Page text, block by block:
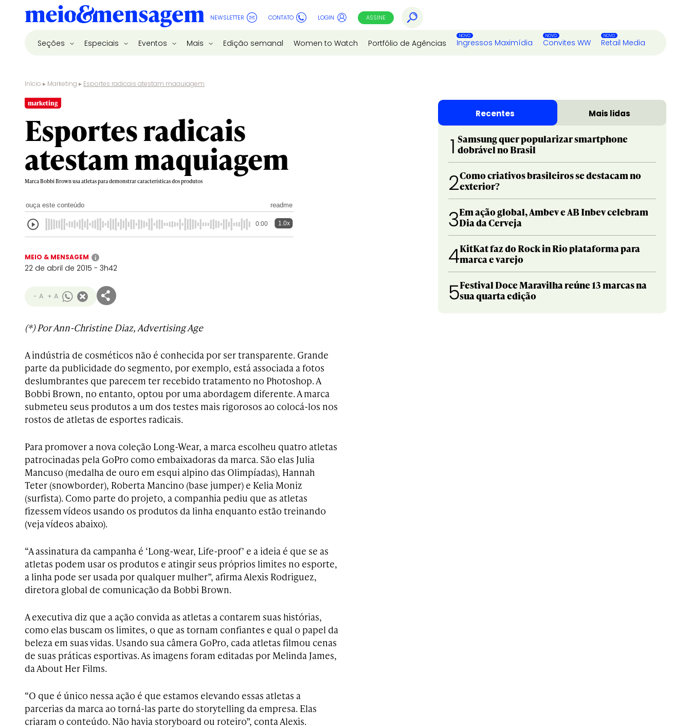
NEWSLETTER CONTATO LOGIN ASSINE
Seções Especiais Eventos Mais Edição semanal Women to Watch Portfólio de Agências Ingressos Maximídia Convites WW Retail Media
Início ▸ Marketing ▸ Esportes radicais atestam maquiagem
marketing
Esportes radicais
atestam maquiagem
Marca Bobbi Brown usa atletas para demonstrar características dos produtos
ouça este conteúdo readme
0:00 1.0x
MEIO & MENSAGEM i
22 de abril de 2015 - 3h42
- A + A
(*) Por Ann-Christine Diaz, Advertising Age
A indústria de cosméticos não é conhecida por ser transparente. Grande
parte da publicidade do segmento, por exemplo, está associada a fotos
deslumbrantes que parecem ter recebido tratamento no Photoshop. A
Bobbi Brown, no entanto, optou por uma abordagem diferente. A marca
submeteu seus produtos a um dos testes mais rigorosos ao colocá-los nos
rostos de atletas de esportes radicais.
Para promover a nova coleção Long-Wear, a marca escolheu quatro atletas
patrocinadas pela GoPro como embaixadoras da marca. São elas Julia
Mancuso (medalha de ouro em esqui alpino das Olimpíadas), Hannah
Teter (snowborder), Roberta Mancino (base jumper) e Kelia Moniz
(surfista). Como parte do projeto, a companhia pediu que as atletas
fizessem vídeos usando os produtos da linha enquanto estão treinando
(veja vídeos abaixo).
“A assinatura da campanha é ‘Long-wear, Life-proof’ e a ideia é que se as
atletas podem usar os produtos e atingir seus próprios limites no esporte,
a linha pode ser usada por qualquer mulher”, afirma Alexis Rodriguez,
diretora global de comunicação da Bobbi Brown.
A executiva diz que a ação convida as atletas a contarem suas histórias,
como elas buscam os limites, o que as tornam confiantes e qual o papel da
beleza em suas vidas. Usando sua câmera GoPro, cada atletas filmou cenas
de suas práticas esportivas. As imagens foram editadas por Melinda James,
da About Her Films.
“O que é único nessa ação é que estamos elevando essas atletas a
parcerias da marca ao torná-las parte do storytelling da empresa. Elas
criaram o conteúdo. Não havia storyboard ou roteiro”, conta Alexis.
Recentes Mais lidas
1 Samsung quer popularizar smartphone
dobrável no Brasil
2Como criativos brasileiros se destacam no
exterior?
3Em ação global, Ambev e AB Inbev celebram
Dia da Cerveja
4KitKat faz do Rock in Rio plataforma para
marca e varejo
5Festival Doce Maravilha reúne 13 marcas na
sua quarta edição